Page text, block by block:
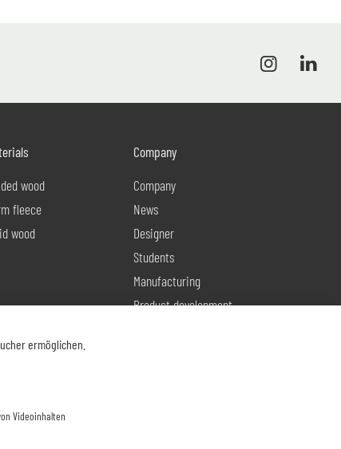
wood
fleece
wood
Company
Company
News
Designer
Students
Manufacturing
Product development
ermöglichen.
Videoinhalten